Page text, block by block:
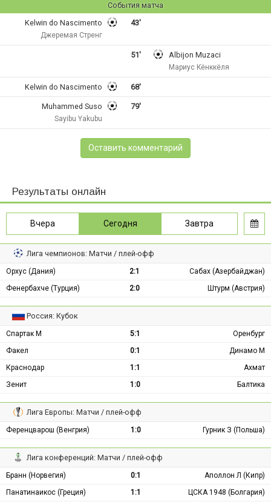
События матча
43'
Kelwin do Nascimento
Джеремая Стренг
51' Albijon Muzaci
Мариус Кёнккёля
68'
Kelwin do Nascimento
79'
Muhammed Suso
Sayibu Yakubu
Оставить комментарий
Результаты онлайн
Вчера Сегодня Завтра
Лига чемпионов: Матчи / плей-офф
Орхус (Дания) 2:1
Сабах (Азербайджан)
Фенербахче (Турция)
2:0 Штурм (Австрия)
Россия: Кубок
Спартак М 5:1
Оренбург
Факел
0:1
Динамо М
Краснодар
1:1
Ахмат
Зенит
1:0 Балтика
Лига Европы: Матчи / плей-офф
Ференцварош (Венгрия) 1:0 Гурник З (Польша)
Лига конференций: Матчи / плей-офф
Бранн (Норвегия) 0:1
Аполлон Л (Кипр)
Панатинаикос (Греция)
1:1 ЦСКА 1948 (Болгария)